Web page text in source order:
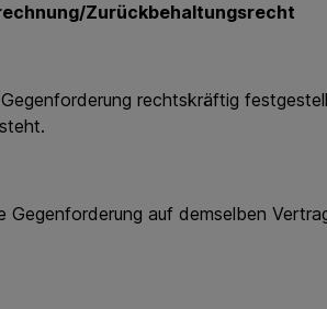
Zurückbehaltungsrecht
rechtskräftig
auf demselben